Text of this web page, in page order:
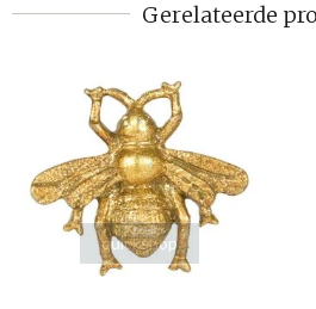
Gerelateerde
quickshop